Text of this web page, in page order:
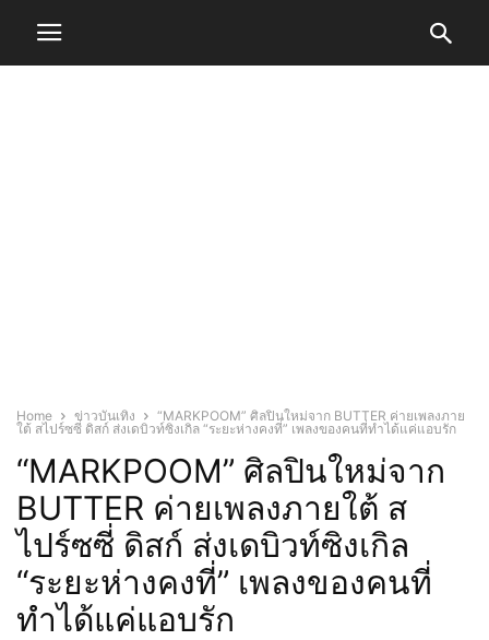
Home ข่าวบันเทิง
“MARKPOOM” ศิลปินใหม่จาก BUTTER ค่ายเพลงภาย
ใต้ สไปร์ซซี่ ดิสก์ ส่งเดบิวท์ซิงเกิล “ระยะห่างคงที่” เพลงของคนที่ทำได้แค่แอบรัก
“MARKPOOM” ศิลปินใหม่จาก
BUTTER ค่ายเพลงภายใต้ ส
ไปร์ซซี่ ดิสก์ ส่งเดบิวท์ซิงเกิล
“ระยะห่างคงที่” เพลงของคนที่
ทำได้แค่แอบรัก